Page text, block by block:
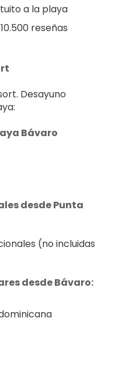
a la playa
reseñas
Desayuno
Bávaro
desde Punta
(no incluidas
desde Bávaro: